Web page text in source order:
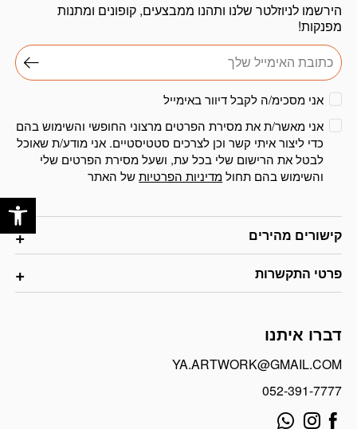
קישורים מהירים
פרטי התקשרות
דברו איתנו
YA.ARTWORK@GMAIL.COM
052-391-7777
הירשמו לניוזלטר שלנו ותהנו ממבצעים, קופונים ומתנות
מפנקות!
אני מסכימ/ה לקבל דיוור באימייל
אני מאשר/ת את מסירת הפרטים מרצוני החופשי והשימוש בהם
כדי ליצור איתי קשר וכן לצרכים סטטיסטיים. אני מודע/ת שאוכל
לבטל את הרישום שלי בכל עת, ושעל מסירת הפרטים שלי
והשימוש בהם תחולמדיניות הפרטיותשל האתר